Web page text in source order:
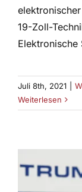
19-Zoll-
Juli 8th, 2021
Weiterlesen